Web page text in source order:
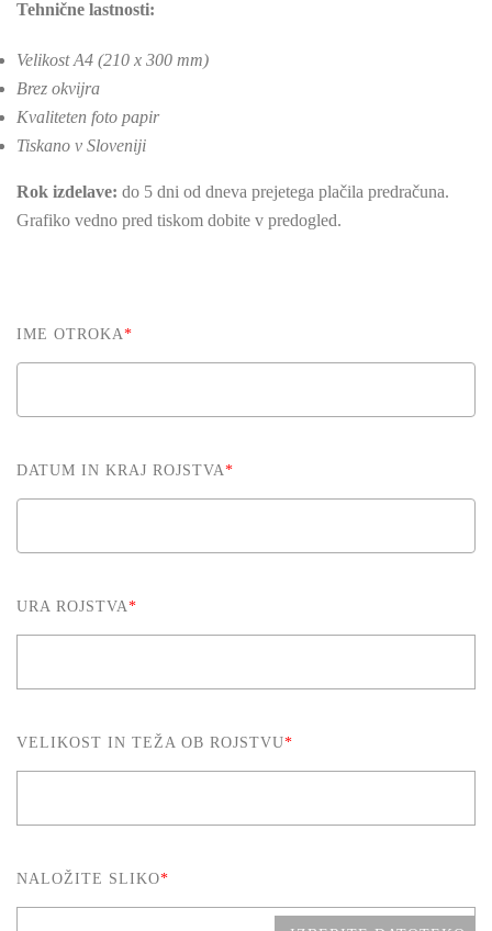
Tehnične lastnosti:
Velikost A4 (210 x 300 mm)
Brez okvijra
Kvaliteten foto papir
Tiskano v Sloveniji
Rok izdelave: do 5 dni od dneva prejetega plačila predračuna.
Grafiko vedno pred tiskom dobite v predogled.
IME OTROKA*
DATUM IN KRAJ ROJSTVA*
URA ROJSTVA*
VELIKOST IN TEŽA OB ROJSTVU*
NALOŽITE SLIKO*